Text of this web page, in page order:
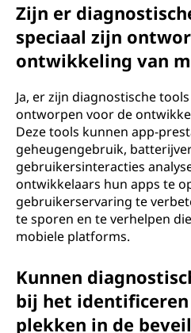
Zijn er
speciaal zijn
ontwikkeling van
Ja, er zijn diagnostische
ontworpen voor de
Deze tools kunnen app-
geheugengebruik,
gebruikersinteracties
ontwikkelaars hun apps te
gebruikerservaring te
te sporen en te verhelpen
mobiele platforms.
Kunnen
bij het
plekken in de